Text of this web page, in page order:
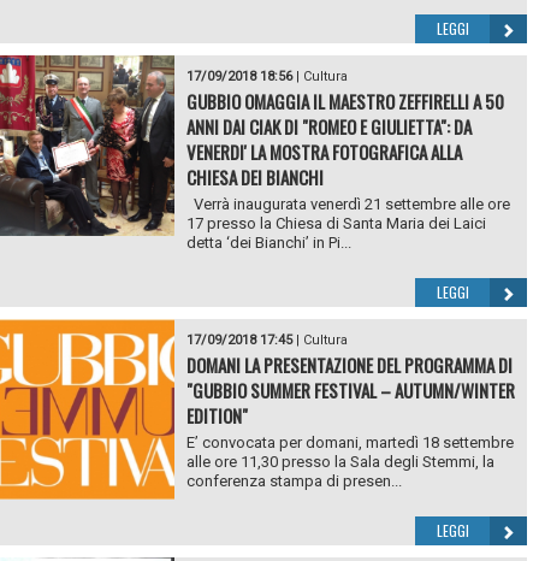
LEGGI
17/09/2018 18:56| Cultura
GUBBIO OMAGGIA IL MAESTRO ZEFFIRELLI A 50
ANNI DAI CIAK DI "ROMEO E GIULIETTA": DA
VENERDI' LA MOSTRA FOTOGRAFICA ALLA
CHIESA DEI BIANCHI
Verrà inaugurata venerdì 21 settembre alle ore
17 presso la Chiesa di Santa Maria dei Laici
detta ‘dei Bianchi’ in Pi...
LEGGI
17/09/2018 17:45| Cultura
DOMANI LA PRESENTAZIONE DEL PROGRAMMA DI
"GUBBIO SUMMER FESTIVAL – AUTUMN/WINTER
EDITION"
E’ convocata per domani, martedì 18 settembre
alle ore 11,30 presso la Sala degli Stemmi, la
conferenza stampa di presen...
LEGGI